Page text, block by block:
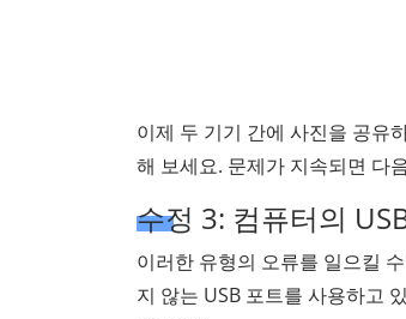
이제 두 기기 간에 사진을 공유
해 보세요. 문제가 지속되면 다
수정 3: 컴퓨터의
이러한 유형의 오류를 일으킬
지 않는 USB 포트를 사용하고